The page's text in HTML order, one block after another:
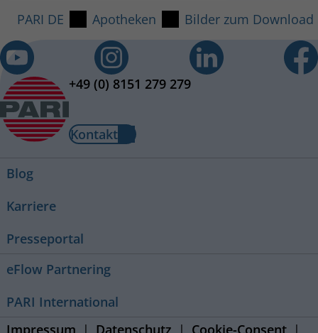
PARI DE Apotheken Bilder zum Download
+49 (0) 8151 279 279
Kontakt
Blog
Karriere
Presseportal
eFlow Partnering
PARI International
Impressum
Datenschutz Cookie-Consent